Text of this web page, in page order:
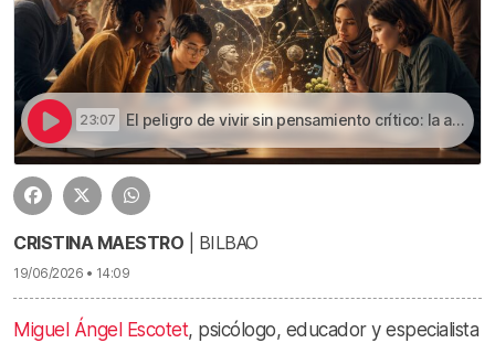
23:07 El peligro de vivir sin pensamiento crítico: la advertencia de Miguel Ángel Escotet | Miguel Ángel Escotet: la diversidad es clave para entender el mundo que viene
CRISTINA MAESTRO | BILBAO
19/06/2026 • 14:09
Miguel Ángel Escotet, psicólogo, educador y especialista